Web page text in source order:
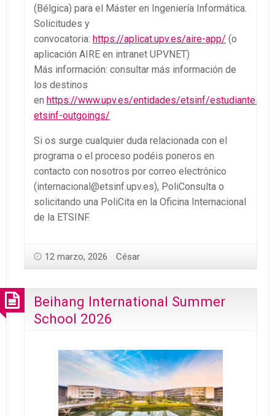
(Bélgica) para el Máster en Ingeniería Informática.
Solicitudes y
convocatoria: https://aplicat.upv.es/aire-app/ (o
aplicación AIRE en intranet UPVNET)
Más información: consultar más información de
los destinos
en https://www.upv.es/entidades/etsinf/estudiantes-
etsinf-outgoings/
Si os surge cualquier duda relacionada con el
programa o el proceso podéis poneros en
contacto con nosotros por correo electrónico
(internacional@etsinf.upv.es), PoliConsulta o
solicitando una PoliCita en la Oficina Internacional
de la ETSINF.
12 marzo, 2026 César
Beihang International Summer
School 2026